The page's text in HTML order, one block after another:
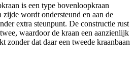
is een type bovenloopkraan
wordt ondersteund en aan de
extra steunpunt. De constructie rust
waardoor de kraan een aanzienlijk
zonder dat daar een tweede kraanbaan